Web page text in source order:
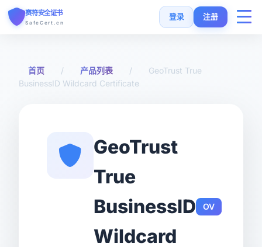
赛符安全证书
SafeCert.cn
登录 注册
SSL安装指南
首页 / 产品列表 /
GeoTrust True
BusinessID Wildcard Certificate
GeoTrust
True
BusinessID
Wildcard
OV